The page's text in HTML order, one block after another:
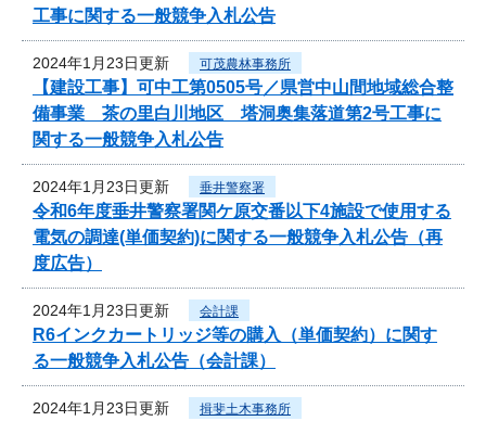
工事に関する一般競争入札公告
2024年1月23日更新 可茂農林事務所
【建設工事】可中工第0505号／県営中山間地域総合整
備事業 茶の里白川地区 塔洞奥集落道第2号工事に
関する一般競争入札公告
2024年1月23日更新 垂井警察署
令和6年度垂井警察署関ケ原交番以下4施設で使用する
電気の調達(単価契約)に関する一般競争入札公告（再
度広告）
2024年1月23日更新 会計課
R6インクカートリッジ等の購入（単価契約）に関す
る一般競争入札公告（会計課）
2024年1月23日更新 揖斐土木事務所